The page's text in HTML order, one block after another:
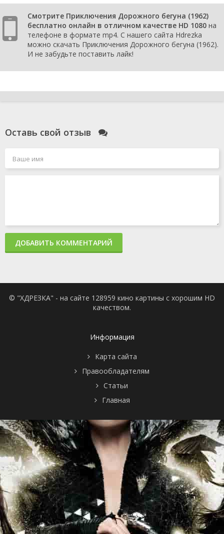
Смотрите Приключения Дорожного бегуна (1962)
бесплатно онлайн в отличном качестве HD 1080 на
телефоне в формате mp4. С нашего сайта Hdrezka
можно скачать Приключения Дорожного бегуна (1962).
И не забудьте поставить лайк!
Оставь свой отзыв
ДОБАВИТЬ КОММЕНТАРИЙ
© "ХДРЕЗКА" - на сайте 128959 кино картины с хорошим HD
качеством.
Информация
Карта сайта
Правообладателям
Статьи
Главная